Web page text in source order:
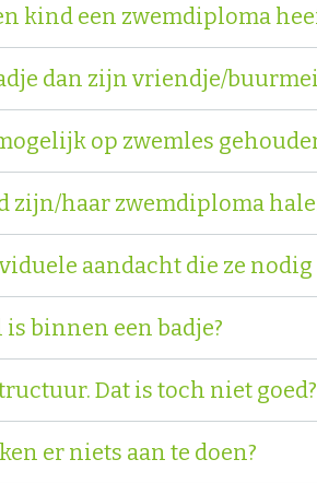
kind een zwemdiploma
dan zijn vriendje/
op zwemles
zijn/haar zwemdiploma
aandacht die ze nodig
binnen een badje?
Dat is toch niet goed?
er niets aan te doen?